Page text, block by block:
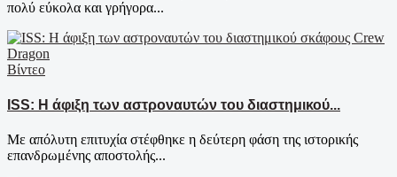
πολύ εύκολα και γρήγορα...
Βίντεο
ISS: Η άφιξη των αστροναυτών του διαστημικού...
Με απόλυτη επιτυχία στέφθηκε η δεύτερη φάση της ιστορικής
επανδρωμένης αποστολής...